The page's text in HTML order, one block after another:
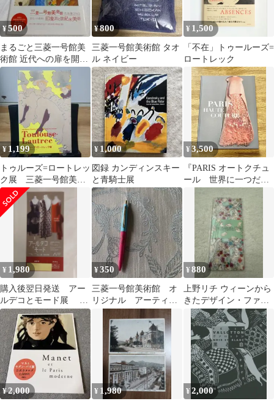
¥500
まるごと三菱一号館美
術館 近代への扉を開く
コレクション・ガイド
¥800
三菱一号館美術館 タオ
ル ネイビー
¥ 1,500
「不在」トゥールーズ=
ロートレック
¥ 1,199
トゥルーズ=ロートレッ
ク展 三菱一号館美術
館コレクション〈Ⅱ〉
図録
¥1,000
図録 カンディンスキー
と青騎士展
¥3,500
『PARIS オートクチュ
ール 世界に一つだけ
館 シャネル⋯
¥ 1,980
購入後翌日発送 アー
ルデコとモード展 鑑
賞券 １枚 三菱一号
館美術館 匿名配送
¥350
三菱一号館美術館 オ
リジナル アーティス
¥880
上野リチ ウィーンから
きたデザイン・ファン
タジー 2022・三菱美術
館 一筆箋
¥2,000 ¥ 1,980 ¥2,000